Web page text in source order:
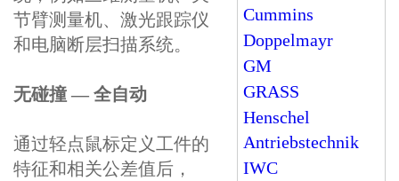
节臂测量机、激光跟踪仪
和电脑断层扫描系统。
无碰撞 — 全自动
通过轻点鼠标定义工件的
特征和相关公差值后，
Cummins
Doppelmayr
GM
GRASS
Henschel
Antriebstechnik
IWC